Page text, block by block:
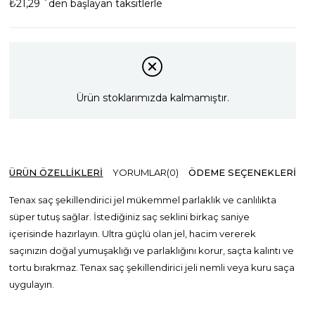
₺21,29 `den başlayan taksitlerle
Ürün stoklarımızda kalmamıştır.
ÜRÜN ÖZELLIKLERI YORUMLAR(0) ÖDEME SEÇENEKLERI
Tenax saç şekillendirici jel mükemmel parlaklık ve canlılıkta
süper tutuş sağlar. İstediğiniz saç seklini birkaç saniye
içerisinde hazırlayın. Ultra güçlü olan jel, hacim vererek
saçınızın doğal yumuşaklığı ve parlaklığını korur, saçta kalıntı ve
tortu bırakmaz. Tenax saç şekillendirici jeli nemli veya kuru saça
uygulayın.